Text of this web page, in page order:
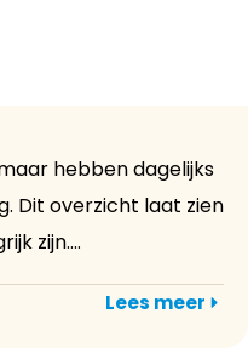
hebben dagelijks
Dit overzicht laat zien
zijn....
Lees meer